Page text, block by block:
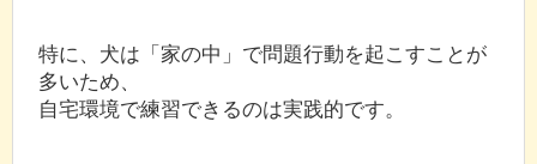
特に、犬は「家の中」で問題行動を起こすことが
多いため、
自宅環境で練習できるのは実践的です。